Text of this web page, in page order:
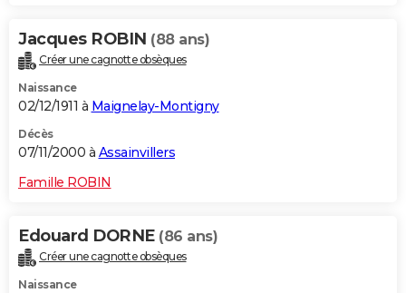
Jacques ROBIN (88 ans)
Créer une cagnotte obsèques
Naissance
02/12/1911 à Maignelay-Montigny
Décès
07/11/2000 à Assainvillers
Famille ROBIN
Edouard DORNE (86 ans)
Créer une cagnotte obsèques
Naissance